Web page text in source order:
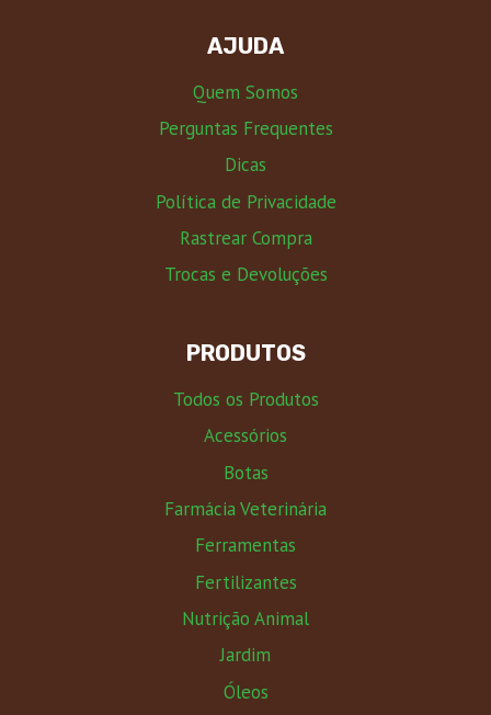
AJUDA
Quem Somos
Perguntas Frequentes
Dicas
Política de Privacidade
Rastrear Compra
Trocas e Devoluções
PRODUTOS
Todos os Produtos
Acessórios
Botas
Farmácia Veterinária
Ferramentas
Fertilizantes
Nutrição Animal
Jardim
Óleos